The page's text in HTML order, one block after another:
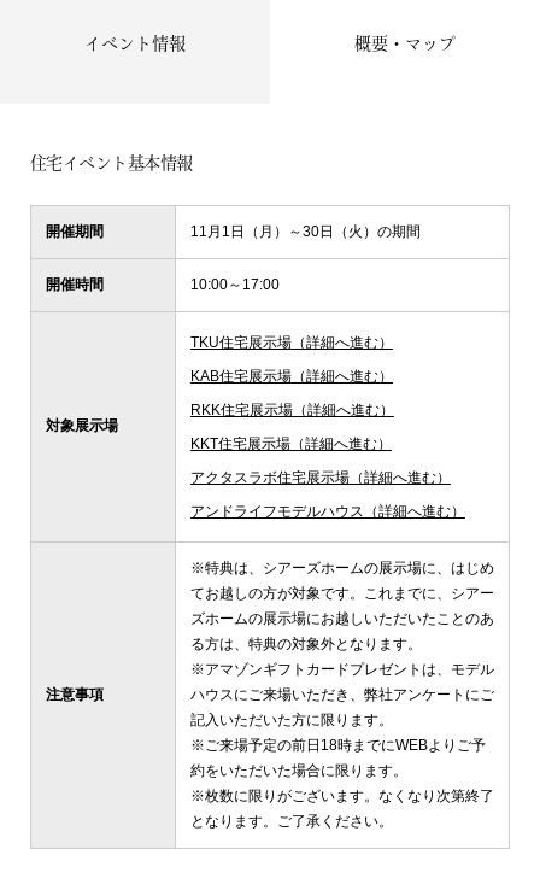
イベント情報 概要・マップ
住宅イベント基本情報
開催期間 11月1日（月）～30日（火）の期間
開催時間 10:00～17:00
対象展示場
TKU住宅展示場（詳細へ進む）
KAB住宅展示場（詳細へ進む）
RKK住宅展示場（詳細へ進む）
KKT住宅展示場（詳細へ進む）
アクタスラボ住宅展示場（詳細へ進む）
アンドライフモデルハウス（詳細へ進む）
注意事項
※特典は、シアーズホームの展示場に、はじめ
てお越しの方が対象です。これまでに、シアー
ズホームの展示場にお越しいただいたことのあ
る方は、特典の対象外となります。
※アマゾンギフトカードプレゼントは、モデル
ハウスにご来場いただき、弊社アンケートにご
記入いただいた方に限ります。
※ご来場予定の前日18時までにWEBよりご予
約をいただいた場合に限ります。
※枚数に限りがございます。なくなり次第終了
となります。ご了承ください。